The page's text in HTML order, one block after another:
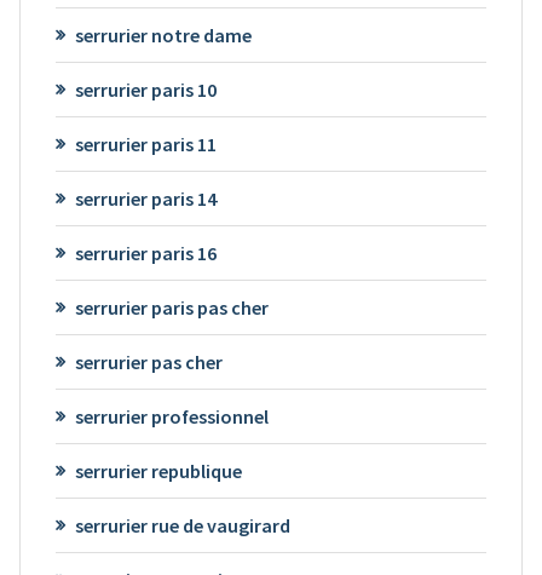
serrurier notre dame
serrurier paris 10
serrurier paris 11
serrurier paris 14
serrurier paris 16
serrurier paris pas cher
serrurier pas cher
serrurier professionnel
serrurier republique
serrurier rue de vaugirard